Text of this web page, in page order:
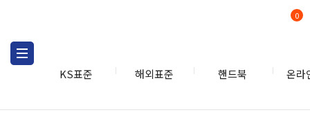
KS표준 해외표준 핸드북 온라
0